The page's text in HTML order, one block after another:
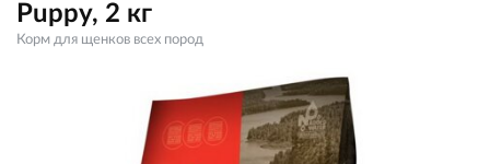
Puppy, 2 кг
Корм для щенков всех пород